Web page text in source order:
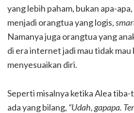
yang lebih paham, bukan apa-
menjadi orangtua yang logis,
Namanya juga orangtua yang
di era internet jadi mau tidak mau
menyesuaikan diri.
Seperti misalnya ketika Alea
ada yang bilang, “Udah, gapapa.